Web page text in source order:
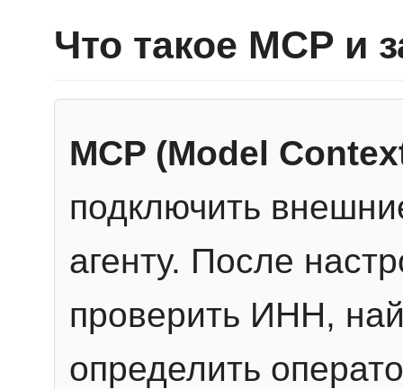
Что такое MCP и
MCP (Model
подключить
агенту. После
проверить ИНН,
определить